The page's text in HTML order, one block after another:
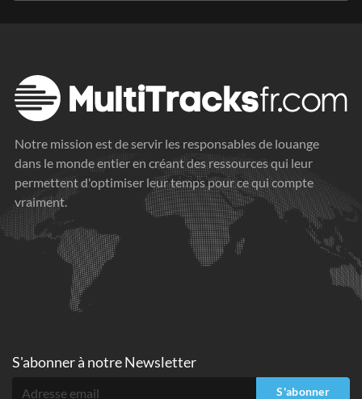
Notre mission est de servir les responsables de louange
dans le monde entier en créant des ressources qui leur
permettent d'optimiser leur temps pour ce qui compte
vraiment.
S'abonner à notre Newsletter
S'abonner